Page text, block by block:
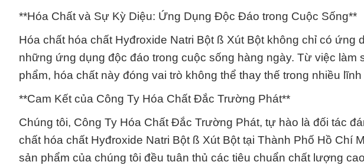
**Hóa Chất và Sự Kỳ Diệu: Ứng Dụng Độc Đáo trong Cuộc Sống**
Hóa chất hóa chất Hyđroxide Natri Bột ß Xút Bột không chỉ có ứng
những ứng dụng độc đáo trong cuộc sống hàng ngày. Từ việc làm
phẩm, hóa chất này đóng vai trò không thể thay thế trong nhiều
**Cam Kết của Công Ty Hóa Chất Đắc Trường Phát**
Chúng tôi, Công Ty Hóa Chất Đắc Trường Phát, tự hào là đối tác
chất hóa chất Hyđroxide Natri Bột ß Xút Bột tại Thành Phố Hồ Chí
sản phẩm của chúng tôi đều tuân thủ các tiêu chuẩn chất lượng